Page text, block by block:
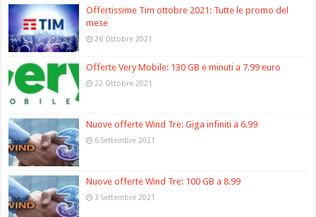
Offertissime Tim ottobre 2021: Tutte le promo del
mese
26 Ottobre 2021
Offerte Very Mobile: 130 GB e minuti a 7.99 euro
22 Ottobre 2021
Nuove offerte Wind Tre: Giga infiniti a 6.99
6 Settembre 2021
Nuove offerte Wind Tre: 100 GB a 8.99
3 Settembre 2021